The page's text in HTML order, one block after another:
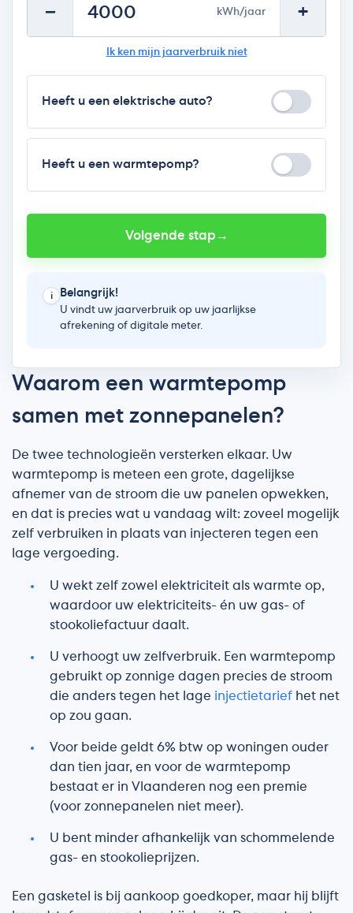
Waarom een warmtepomp
samen met zonnepanelen?
De twee technologieën versterken elkaar. Uw
warmtepomp is meteen een grote, dagelijkse
afnemer van de stroom die uw panelen opwekken,
en dat is precies wat u vandaag wilt: zoveel mogelijk
zelf verbruiken in plaats van injecteren tegen een
lage vergoeding.
U wekt zelf zowel elektriciteit als warmte op,
waardoor uw elektriciteits- én uw gas- of
stookoliefactuur daalt.
U verhoogt uw zelfverbruik. Een warmtepomp
gebruikt op zonnige dagen precies de stroom
die anders tegen het lage injectietarief het net
op zou gaan.
Voor beide geldt 6% btw op woningen ouder
dan tien jaar, en voor de warmtepomp
bestaat er in Vlaanderen nog een premie
(voor zonnepanelen niet meer).
U bent minder afhankelijk van schommelende
gas- en stookolieprijzen.
Een gasketel is bij aankoop goedkoper, maar hij blijft